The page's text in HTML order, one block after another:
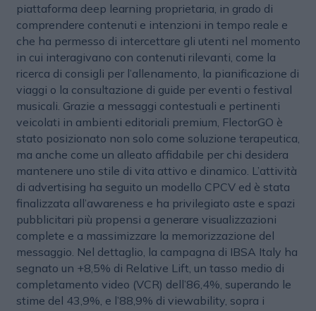
piattaforma deep learning proprietaria, in grado di
comprendere contenuti e intenzioni in tempo reale e
che ha permesso di intercettare gli utenti nel momento
in cui interagivano con contenuti rilevanti, come la
ricerca di consigli per l’allenamento, la pianificazione di
viaggi o la consultazione di guide per eventi o festival
musicali. Grazie a messaggi contestuali e pertinenti
veicolati in ambienti editoriali premium, FlectorGO è
stato posizionato non solo come soluzione terapeutica,
ma anche come un alleato affidabile per chi desidera
mantenere uno stile di vita attivo e dinamico. L’attività
di advertising ha seguito un modello CPCV ed è stata
finalizzata all’awareness e ha privilegiato aste e spazi
pubblicitari più propensi a generare visualizzazioni
complete e a massimizzare la memorizzazione del
messaggio. Nel dettaglio, la campagna di IBSA Italy ha
segnato un +8,5% di Relative Lift, un tasso medio di
completamento video (VCR) dell’86,4%, superando le
stime del 43,9%, e l’88,9% di viewability, sopra i